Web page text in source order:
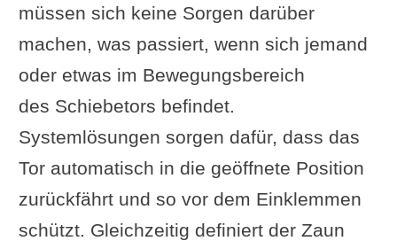
müssen sich keine Sorgen darüber
machen, was passiert, wenn sich jemand
oder etwas im Bewegungsbereich
des Schiebetors befindet.
Systemlösungen sorgen dafür, dass das
Tor automatisch in die geöffnete Position
zurückfährt und so vor dem Einklemmen
schützt. Gleichzeitig definiert der Zaun